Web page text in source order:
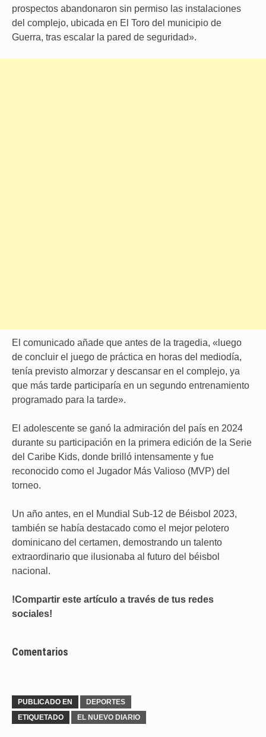
prospectos abandonaron sin permiso las instalaciones
del complejo, ubicada en El Toro del municipio de
Guerra, tras escalar la pared de seguridad».
El comunicado añade que antes de la tragedia, «luego
de concluir el juego de práctica en horas del mediodía,
tenía previsto almorzar y descansar en el complejo, ya
que más tarde participaría en un segundo entrenamiento
programado para la tarde».
El adolescente se ganó la admiración del país en 2024
durante su participación en la primera edición de la Serie
del Caribe Kids, donde brilló intensamente y fue
reconocido como el Jugador Más Valioso (MVP) del
torneo.
Un año antes, en el Mundial Sub-12 de Béisbol 2023,
también se había destacado como el mejor pelotero
dominicano del certamen, demostrando un talento
extraordinario que ilusionaba al futuro del béisbol
nacional.
!Compartir este artículo a través de tus redes
sociales!
Comentarios
PUBLICADO EN
DEPORTES
ETIQUETADO
EL NUEVO DIARIO